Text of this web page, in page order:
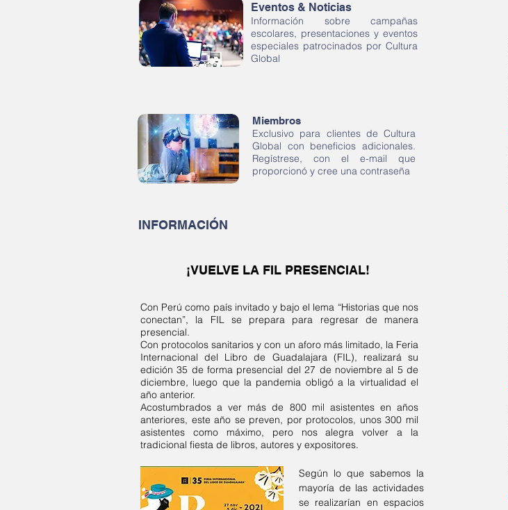
Eventos & Noticias
Información sobre campañas
escolares, presentaciones y eventos
especiales patrocinados por Cultura
Global
Miembros
Exclusivo para clientes de Cultura
Global con beneficios adicionales.
Regístrese, con el e-mail que
proporcionó y cree una contraseña
INFORMACIÓN
¡VUELVE LA FIL PRESENCIAL!
Con Perú como país invitado y bajo el lema “Historias que nos
conectan”, la FIL se prepara para regresar de manera
presencial.
Con protocolos sanitarios y con un aforo más limitado, la Feria
Internacional del Libro de Guadalajara (FIL), realizará su
edición 35 de forma presencial del 27 de noviembre al 5 de
diciembre, luego que la pandemia obligó a la virtualidad el
año anterior.
Acostumbrados a ver más de 800 mil asistentes en años
anteriores, este año se preven, por protocolos, unos 300 mil
asistentes como máximo, pero nos alegra volver a la
tradicional fiesta de libros, autores y expositores.
Según lo que sabemos la
mayoría de las actividades
se realizarían en espacios